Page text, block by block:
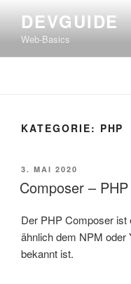
springen
DEVGUIDE
Web-Basics
KATEGORIE: PHP
VERÖFFENTLICHT
AM
3. MAI 2020
Composer –
Der PHP Composer ist
ähnlich dem NPM oder
bekannt ist.